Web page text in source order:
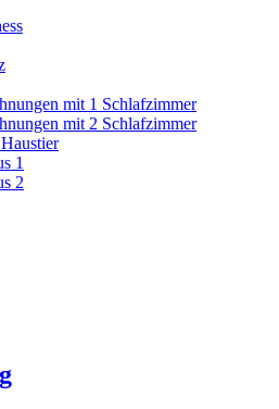
mit 1 Schlafzimmer
mit 2 Schlafzimmer
1
2